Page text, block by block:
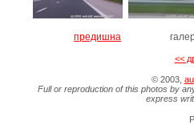
предишна
<<
© 2003,
Full or reproduction of this photos by
express